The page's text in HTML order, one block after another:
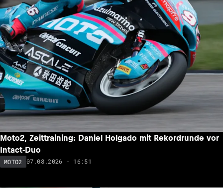
Moto2, Zeittraining: Daniel Holgado mit Rekordrunde vor
Intact-Duo
MOTO2 07.08.2026 - 16:51